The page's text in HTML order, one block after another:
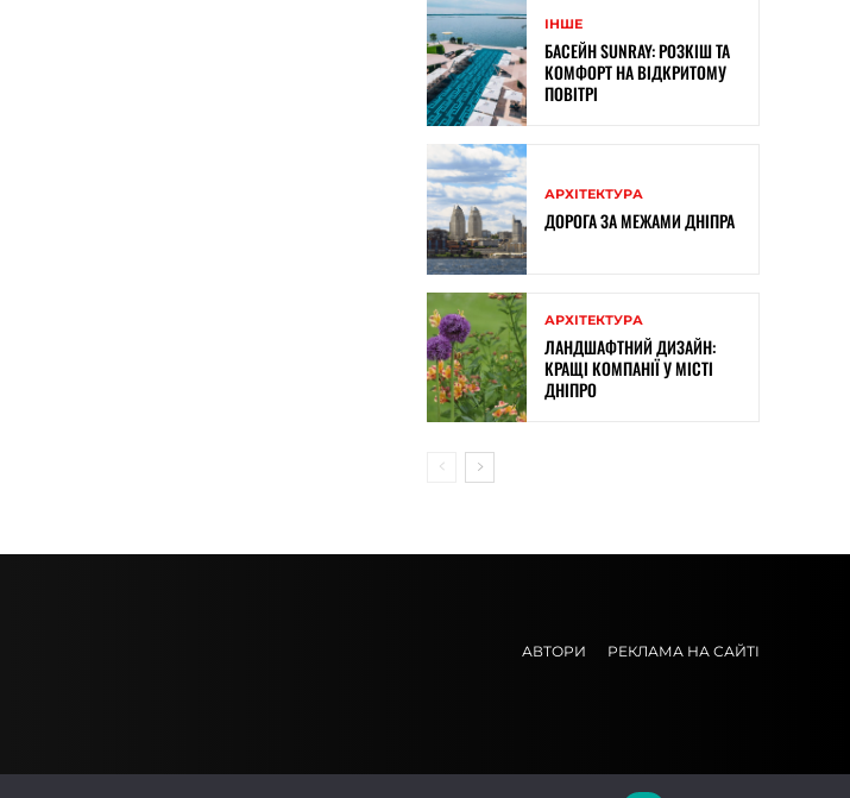
ІНШЕ
БАСЕЙН SUNRAY: РОЗКІШ ТА
КОМФОРТ НА ВІДКРИТОМУ
ПОВІТРІ
АРХІТЕКТУРА
ДОРОГА ЗА МЕЖАМИ ДНІПРА
АРХІТЕКТУРА
ЛАНДШАФТНИЙ ДИЗАЙН:
КРАЩІ КОМПАНІЇ У МІСТІ
ДНІПРО
АВТОРИ РЕКЛАМА НА САЙТІ